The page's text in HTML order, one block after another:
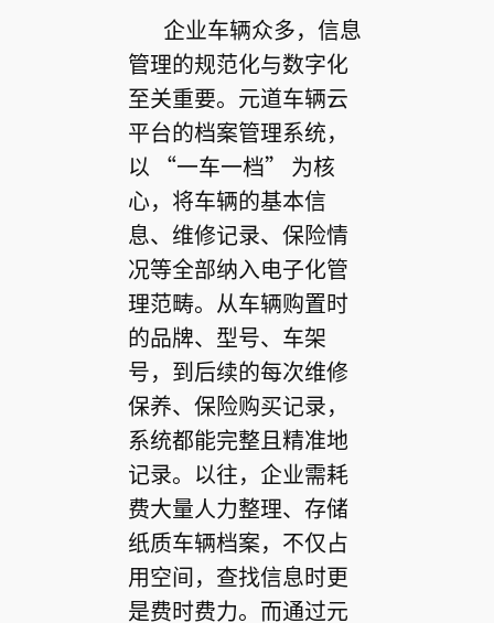
企业车辆众多，信息
管理的规范化与数字化
至关重要。元道车辆云
平台的档案管理系统，
以 “一车一档” 为核
心，将车辆的基本信
息、维修记录、保险情
况等全部纳入电子化管
理范畴。从车辆购置时
的品牌、型号、车架
号，到后续的每次维修
保养、保险购买记录，
系统都能完整且精准地
记录。以往，企业需耗
费大量人力整理、存储
纸质车辆档案，不仅占
用空间，查找信息时更
是费时费力。而通过元